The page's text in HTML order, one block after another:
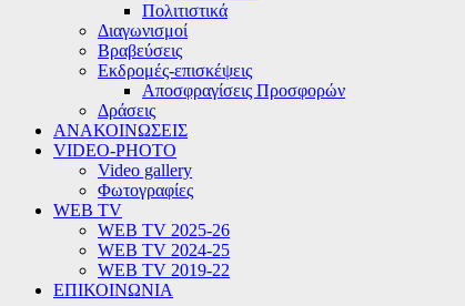
Πολιτιστικά
Διαγωνισμοί
Βραβεύσεις
Εκδρομές-επισκέψεις
Αποσφραγίσεις Προσφορών
Δράσεις
ΑΝΑΚΟΙΝΩΣΕΙΣ
VIDEO-PHOTO
Video gallery
Φωτογραφίες
WEB TV
WEB TV 2025-26
WEB TV 2024-25
WEB TV 2019-22
ΕΠΙΚΟΙΝΩΝΙΑ